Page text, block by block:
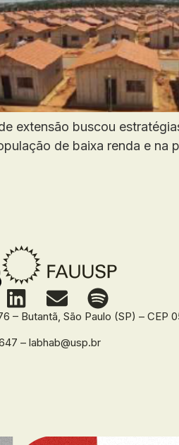
extensão buscou
de baixa renda e na
– Butantã, São Paulo (SP) – CEP
– labhab@usp.br